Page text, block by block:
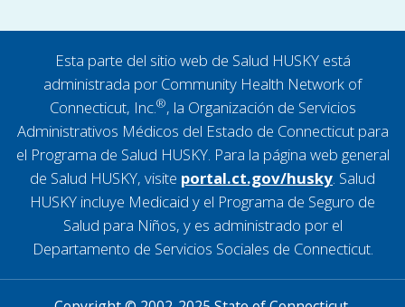
Esta parte del sitio web de Salud HUSKY está
administrada por Community Health Network of
Connecticut, Inc.®, la Organización de Servicios
Administrativos Médicos del Estado de Connecticut para
el Programa de Salud HUSKY. Para la página web general
de Salud HUSKY, visite portal.ct.gov/husky. Salud
HUSKY incluye Medicaid y el Programa de Seguro de
Salud para Niños, y es administrado por el
Departamento de Servicios Sociales de Connecticut.